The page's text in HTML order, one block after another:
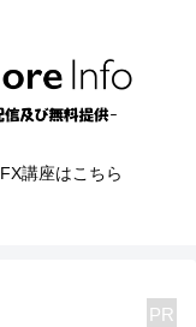
FX講座はこちら
PR